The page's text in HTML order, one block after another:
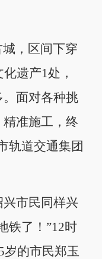
，区间下穿
遗产1处，
面对各种挑
准施工，终
轨道交通集团
市民同样兴
铁了！”12时
岁的市民郑玉